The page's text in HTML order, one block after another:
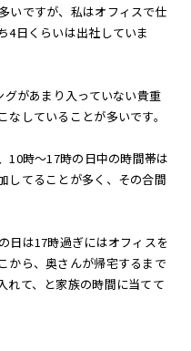
いですが、私はオフィスで仕
4日くらいは出社していま
があまり入っていない貴重
していることが多いです。
10時〜17時の日中の時間帯は
してることが多く、その合間
日は17時過ぎにはオフィスを
から、奥さんが帰宅するまで
れて、と家族の時間に当てて